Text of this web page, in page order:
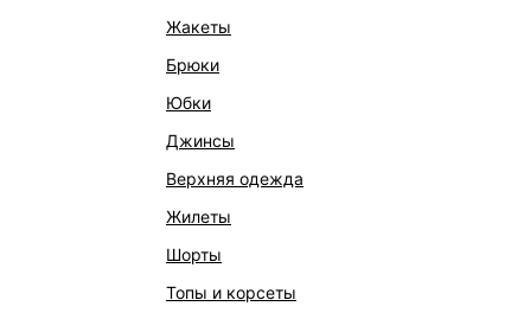
жакеты
брюки
юбки
джинсы
верхняя одежда
жилеты
шорты
топы и корсеты
ОФИСНАЯ КОЛЛЕКЦИЯ
ЭКСКЛЮЗИВНО ОНЛАЙН
АКСЕССУАРЫ И УКРАШЕНИЯ